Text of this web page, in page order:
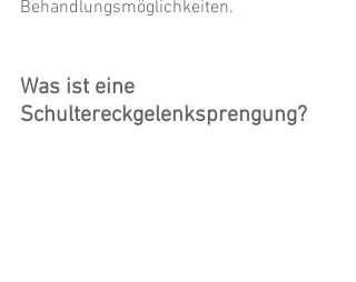
Behandlungsmöglichkeiten.
Was ist eine
Schultereckgelenksprengung?